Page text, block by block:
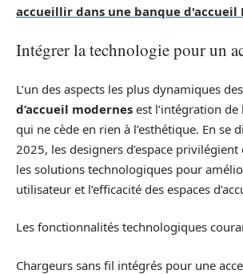
accueillir dans une banque d'accueil
Intégrer la technologie pour un
L’un des aspects les plus dynamiques des
d’accueil modernes est l’intégration
qui ne cède en rien à l’esthétique. En se
2025, les designers d’espace
les solutions technologiques pour
utilisateur et l’efficacité des espaces
Les fonctionnalités technologiques
Chargeurs sans fil intégrés pour une